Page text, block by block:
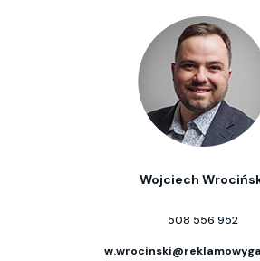
Wojciech
508 556 952